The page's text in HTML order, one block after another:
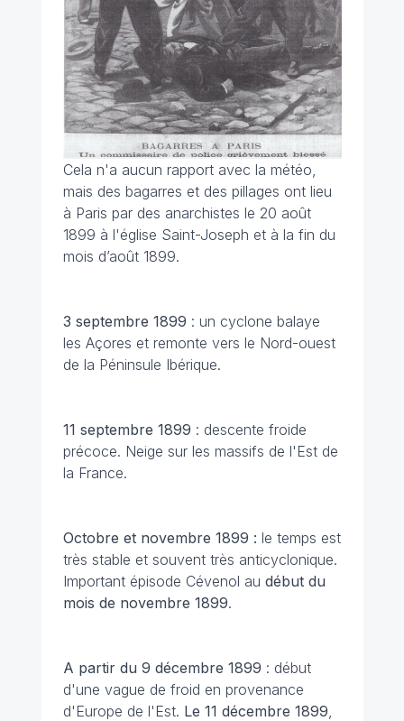
Cela n'a aucun rapport avec la météo,
mais des bagarres et des pillages ont lieu
à Paris par des anarchistes le 20 août
1899 à l'église Saint-Joseph et à la fin du
mois d’août 1899.
3 septembre 1899 : un cyclone balaye
les Açores et remonte vers le Nord-ouest
de la Péninsule Ibérique.
11 septembre 1899 : descente froide
précoce. Neige sur les massifs de l'Est de
la France.
Octobre et novembre 1899 : le temps est
très stable et souvent très anticyclonique.
Important épisode Cévenol au début du
mois de novembre 1899.
A partir du 9 décembre 1899 : début
d'une vague de froid en provenance
d'Europe de l'Est. Le 11 décembre 1899